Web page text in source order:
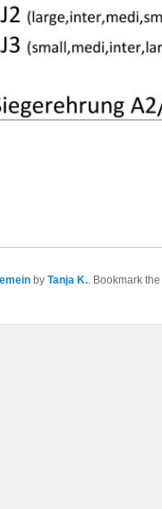
by Tanja K. . Bookmark the